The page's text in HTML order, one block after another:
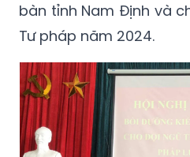
bàn tỉnh Nam Định và
Tư pháp năm 2024.